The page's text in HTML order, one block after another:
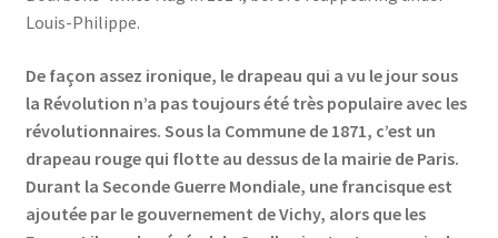
Louis-Philippe.
De façon assez ironique, le drapeau qui a vu le jour sous
la Révolution n’a pas toujours été très populaire avec les
révolutionnaires. Sous la Commune de 1871, c’est un
drapeau rouge qui flotte au dessus de la mairie de Paris.
Durant la Seconde Guerre Mondiale, une francisque est
ajoutée par le gouvernement de Vichy, alors que les